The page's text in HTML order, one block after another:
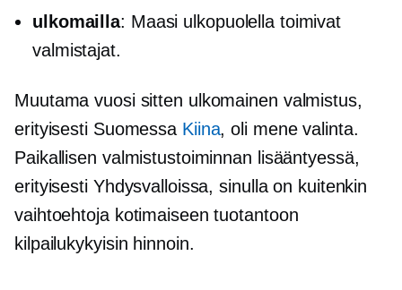
ulkomailla: Maasi ulkopuolella toimivat
valmistajat.
Muutama vuosi sitten ulkomainen valmistus,
erityisesti Suomessa Kiina, oli menevalinta.
Paikallisen valmistustoiminnan lisääntyessä,
erityisesti Yhdysvalloissa, sinulla on kuitenkin
vaihtoehtoja kotimaiseen tuotantoon
kilpailukykyisin hinnoin.